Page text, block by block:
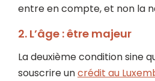
entre en compte, et non la
2. L’âge : être majeur
La deuxième condition sine
souscrire uncrédit au